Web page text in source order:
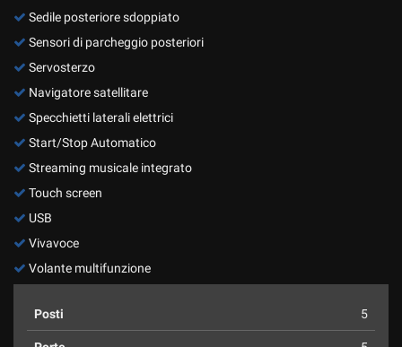
Sedile posteriore sdoppiato
Sensori di parcheggio posteriori
Servosterzo
Navigatore satellitare
Specchietti laterali elettrici
Start/Stop Automatico
Streaming musicale integrato
Touch screen
USB
Vivavoce
Volante multifunzione
Posti 5